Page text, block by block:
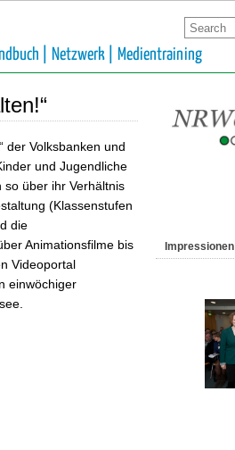
| Netzwerk | Medientraining
der Volksbanken und
und Jugendliche
über ihr Verhältnis
(Klassenstufen
die
Animationsfilme bis
Videoportal
einwöchiger
Impressionen